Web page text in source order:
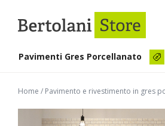
Pavimenti Gres Porcellanato
Home / Pavimento e rivestimento in gres